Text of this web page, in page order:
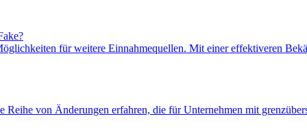
für weitere Einnahmequellen. Mit einer effektiveren
von Änderungen erfahren, die für Unternehmen mit